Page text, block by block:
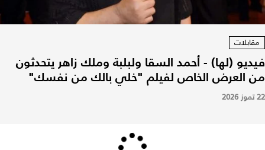
مقابلات
فيديو (لها) - أحمد السقا ولبلبة وملك زاهر يتحدثون
من العرض الخاص لفيلم "خلي بالك من نفسك"
22 تموز 2026